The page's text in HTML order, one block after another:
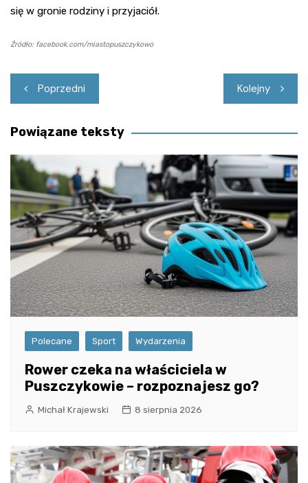
się w gronie rodziny i przyjaciół.
Źródło: facebook.com/miastopuszczykowo
Nawigacja
wpisu
Poprzedni Kolejny
Powiązane teksty
Polecane Sport Wydarzenia
Rower czeka na właściciela w
Puszczykowie – rozpoznajesz go?
Michał Krajewski 8 sierpnia 2026